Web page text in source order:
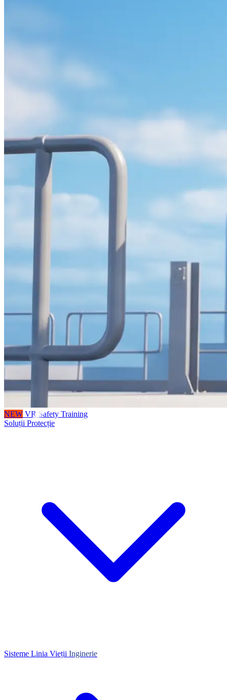
NEW VR Safety Training
Soluții Protecție
Sisteme Linia Vieții Inginerie